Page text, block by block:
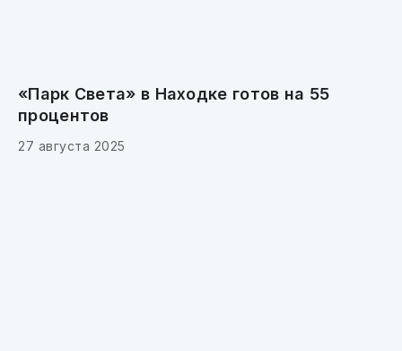
«Парк Света» в Находке готов на 55
процентов
27 августа 2025